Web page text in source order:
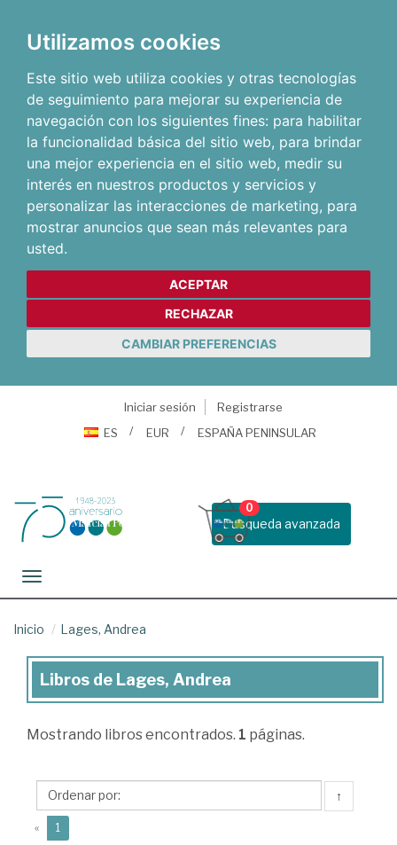
Utilizamos cookies
Este sitio web utiliza cookies y otras tecnologías
de seguimiento para mejorar su experiencia de
navegación con los siguientes fines: para habilitar
la funcionalidad básica del sitio web, para brindar
una mejor experiencia en el sitio web, medir su
interés en nuestros productos y servicios y
personalizar las interacciones de marketing, para
mostrar anuncios que sean más relevantes para
usted.
ACEPTAR
RECHAZAR
CAMBIAR PREFERENCIAS
Iniciar sesión
Registrarse
ES
EUR ESPAÑA PENINSULAR
Busqueda avanzada
0
Toggle navigation
Inicio Lages, Andrea
Libros
Lages,
Libros de Lages, Andrea
Mostrando libros encontrados. 1 páginas.
↑
« 1